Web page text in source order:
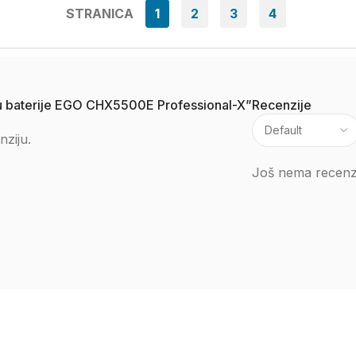
STRANICA 1 2 3 4
Recenzije
Još nema
EGO CHX5500E Professional-X”